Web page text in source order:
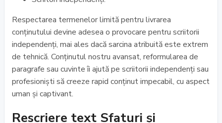
Respectarea termenelor limită pentru livrarea
conținutului devine adesea o provocare pentru scriitorii
independenți, mai ales dacă sarcina atribuită este extrem
de tehnică. Conținutul nostru avansat, reformularea de
paragrafe sau cuvinte îi ajută pe scriitorii independenți sau
profesioniști să creeze rapid conținut impecabil, cu aspect
uman și captivant.
Rescriere text Sfaturi și